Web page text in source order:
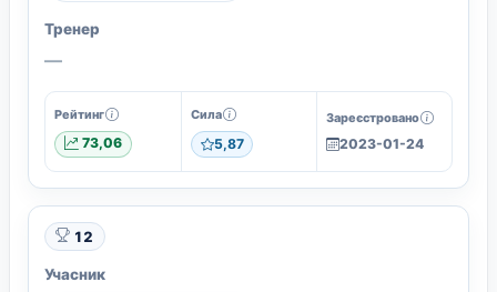
Тренер
—
Рейтинг
73,06
Сила
5,87
Зареєстровано
2023-01-24
12
Учасник